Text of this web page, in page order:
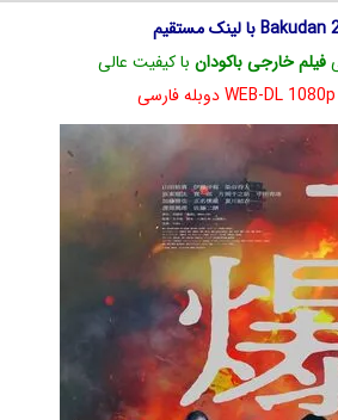
فیلم خارجی باکودان با کیفیت عالی